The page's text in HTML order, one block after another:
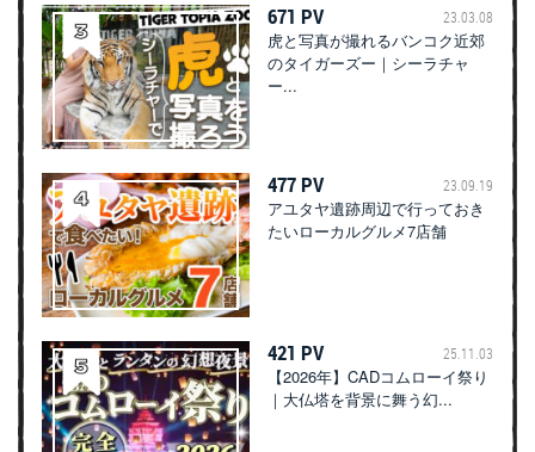
671 PV 23.03.08
虎と写真が撮れるバンコク近郊
のタイガーズー｜シーラチャ
ー...
477 PV 23.09.19
アユタヤ遺跡周辺で行っておき
たいローカルグルメ7店舗
421 PV 25.11.03
【2026年】CADコムローイ祭り
｜大仏塔を背景に舞う幻...